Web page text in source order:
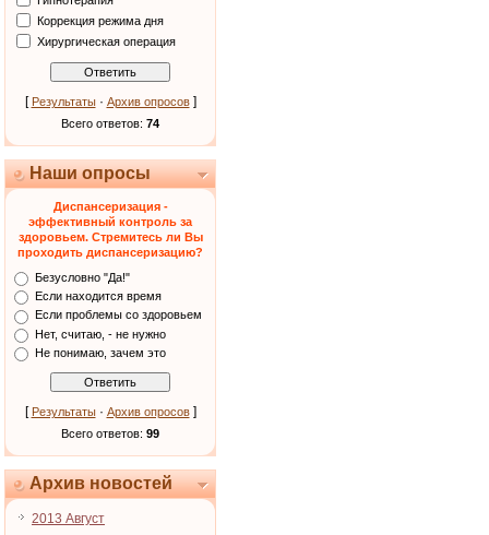
Коррекция режима дня
Хирургическая операция
[ Результаты· Архив опросов]
Всего ответов: 74
Наши опросы
Диспансеризация -
эффективный контроль за
здоровьем. Стремитесь ли Вы
проходить диспансеризацию?
Безусловно "Да!"
Если находится время
Если проблемы со здоровьем
Нет, считаю, - не нужно
Не понимаю, зачем это
[ Результаты· Архив опросов]
Всего ответов: 99
Архив новостей
2013 Август